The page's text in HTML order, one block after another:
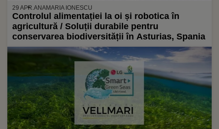
29 APR. ANAMARIA IONESCU
Controlul alimentației la oi și robotica în
agricultură / Soluții durabile pentru
conservarea biodiversității în Asturias, Spania